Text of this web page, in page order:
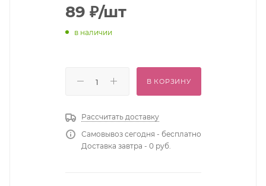
89 ₽/шт
в наличии
В КОРЗИНУ
Рассчитать доставку
Самовывоз сегодня - бесплатно
Доставка завтра - 0 руб.